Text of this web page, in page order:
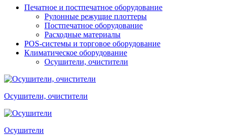
Печатное и постпечатное оборудование
Рулонные режущие плоттеры
Постпечатное оборудование
Расходные материалы
POS-системы и торговое оборудование
Климатическое оборудование
Осушители, очистители
Осушители, очистители
Осушители